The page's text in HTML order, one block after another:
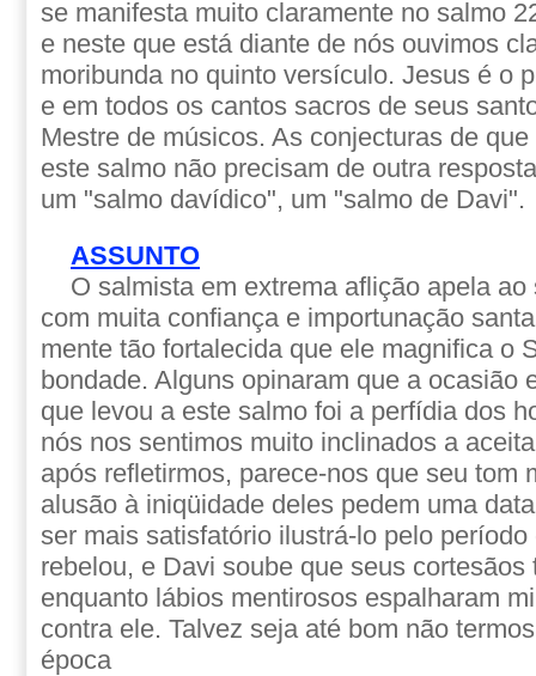
se manifesta muito claramente no salmo
e neste que está diante de nós ouvimos
moribunda no quinto versículo. Jesus é o
e em todos os cantos sacros de seus
Mestre de músicos. As conjecturas de
este salmo não precisam de outra
um "salmo davídico", um "salmo de Davi".
ASSUNTO
O salmista em extrema aflição apela
com muita confiança e importunação
mente tão fortalecida que ele magnifica o
bondade. Alguns opinaram que a ocasião
que levou a este salmo foi a perfídia dos
nós nos sentimos muito inclinados a
após refletirmos, parece-nos que seu tom
alusão à iniqüidade deles pedem uma
ser mais satisfatório ilustrá-lo pelo
rebelou, e Davi soube que seus cortesãos
enquanto lábios mentirosos espalharam
contra ele. Talvez seja até bom não
época